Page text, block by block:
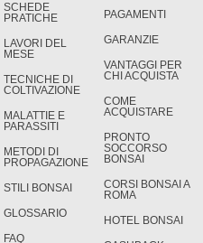
SCHEDE
PRATICHE
LAVORI DEL
MESE
TECNICHE DI
COLTIVAZIONE
MALATTIE E
PARASSITI
METODI DI
PROPAGAZIONE
STILI BONSAI
GLOSSARIO
FAQ
PAGAMENTI
GARANZIE
VANTAGGI PER
CHI ACQUISTA
COME
ACQUISTARE
PRONTO
SOCCORSO
BONSAI
CORSI BONSAI A
ROMA
HOTEL BONSAI